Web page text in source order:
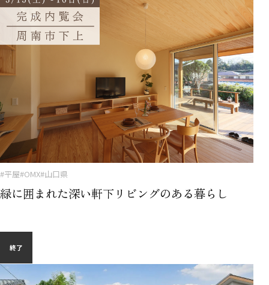
#平屋#OMX#山口県
緑に囲まれた深い軒下リビングのある暮らし
終了